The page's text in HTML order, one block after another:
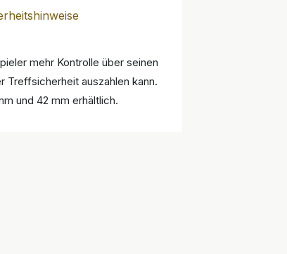
mehr Kontrolle über seinen
Treffsicherheit auszahlen kann.
und 42 mm erhältlich.